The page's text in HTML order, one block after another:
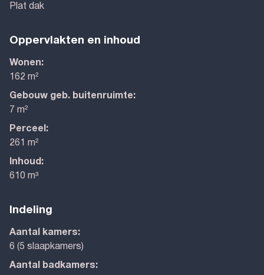
Plat dak
Oppervlakten en inhoud
Wonen:
162 m²
Gebouw geb. buitenruimte:
7 m²
Perceel:
261 m²
Inhoud:
610 m³
Indeling
Aantal kamers:
6 (5 slaapkamers)
Aantal badkamers: